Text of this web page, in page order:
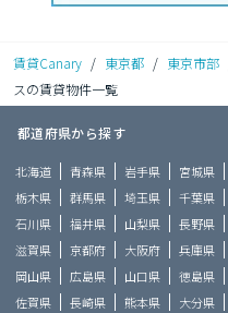
賃貸Canary / 東京都 / 東京市部
スの賃貸物件一覧
都道府県から探す
北海道 青森県 岩手県 宮城県
栃木県
群馬県 埼玉県 千葉県
石川県
福井県 山梨県 長野県
滋賀県
京都府 大阪府 兵庫県
岡山県
広島県 山口県 徳島県
佐賀県
長崎県 熊本県 大分県